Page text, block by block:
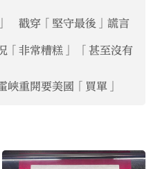
戳穿「堅守最後」謊言
「非常糟糕」 「甚至沒有
重開要美國「買單」